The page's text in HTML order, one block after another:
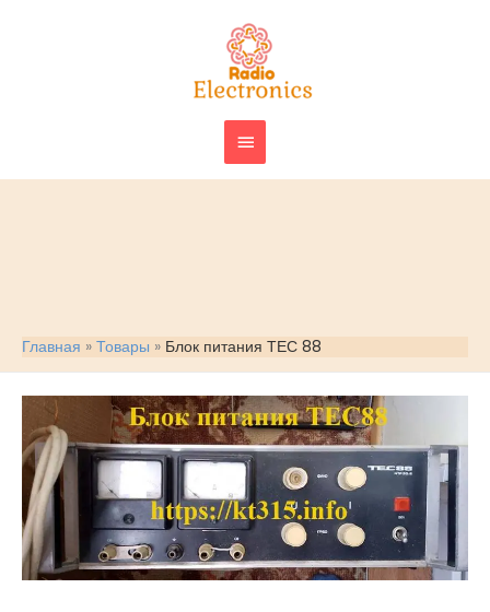
ГЛАВНОЕ
МЕНЮ
Главная Товары Блок питания ТЕС 88